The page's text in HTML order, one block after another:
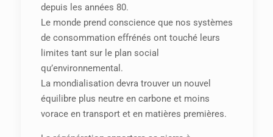
depuis les années 80.
Le monde prend conscience que nos systèmes
de consommation effrénés ont touché leurs
limites tant sur le plan social
qu’environnemental.
La mondialisation devra trouver un nouvel
équilibre plus neutre en carbone et moins
vorace en transport et en matières premières.